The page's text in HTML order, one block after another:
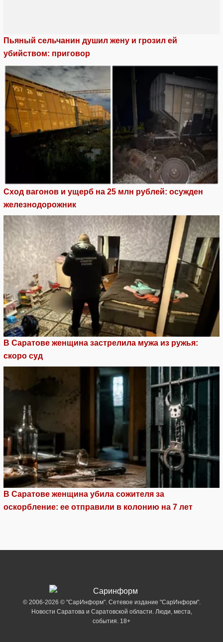
Пьяный сельчанин душил жену и грозил ей
убийством: приговор
Сход вагонов и ущерб на 25 млн рублей: осужден
железнодорожник
В Саратове женщина застрелила мужа из ружья:
скоро суд
В Саратове женщина убила сожителя за
оскорбление: ее отправили в колонию на 7 лет
© 2006-2026 © "СарИнформ". Сетевое издание "СарИнформ".
Новости Саратова и Саратовской области. Люди, места,
события. 18+